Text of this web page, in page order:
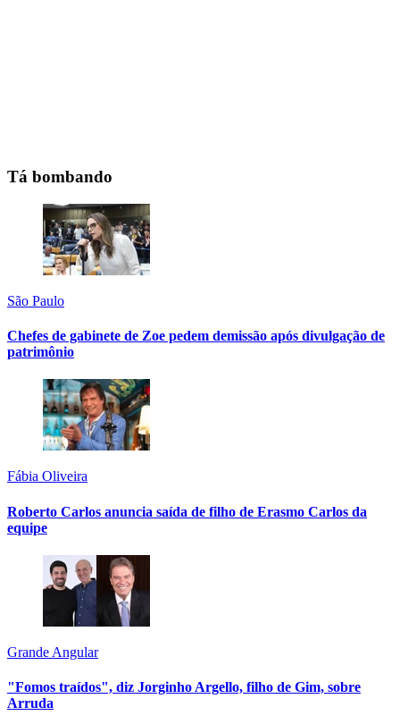
Tá bombando
São Paulo
Chefes de gabinete de Zoe pedem demissão após divulgação de
patrimônio
Fábia Oliveira
Roberto Carlos anuncia saída de filho de Erasmo Carlos da
equipe
Grande Angular
"Fomos traídos", diz Jorginho Argello, filho de Gim, sobre
Arruda